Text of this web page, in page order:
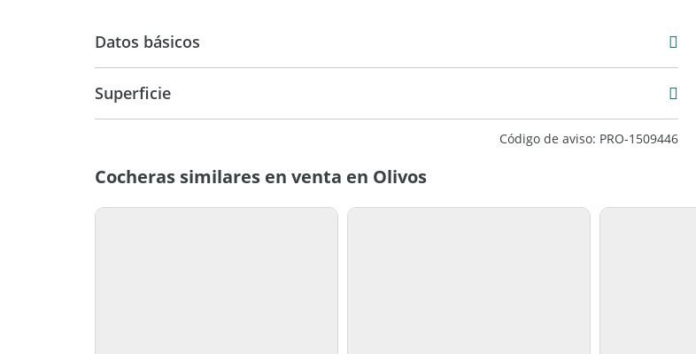
Datos básicos
Superficie
Código de aviso: PRO-1509446
Cocheras similares en venta en Olivos